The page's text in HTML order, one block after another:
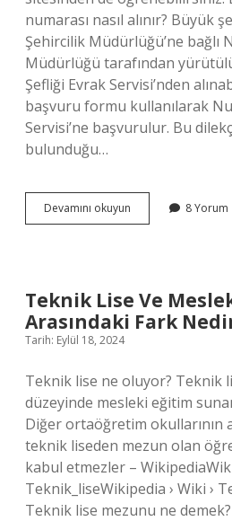
numarası nasıl alınır? Büyük
Şehircilik Müdürlüğü’ne bağlı
Müdürlüğü tarafından
Şefliği Evrak Servisi’nden
başvuru formu kullanılarak
Servisi’ne başvurulur. Bu
bulunduğu…
Devamını okuyun
Kapı
8 Yorum
Teknik Lise Ve
Arasındaki Fark
Tarih: Eylül 18, 2024
Teknik lise ne oluyor? Teknik
düzeyinde mesleki eğitim
Diğer ortaöğretim okullarının
teknik liseden mezun olan
kabul etmezler –
Teknik_liseWikipedia › Wiki ›
Teknik lise mezunu ne